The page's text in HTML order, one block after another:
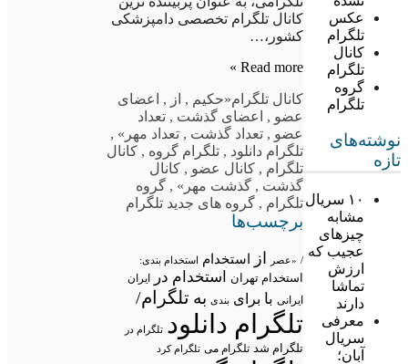
عکس
تلگرام
کانال
تلگرام
گروه
تلگرام
نوشته‌های
تازه
۱۰ سریال
مشابه
چیزهای
عجیب که
ارزش
تماشا
دارند
معرفی
سریال
آبان؛
کانال تلگرام تخصصی دامپزشکی
کشور،…
Read more »
کانال تلگرام«حکیم , از ,
اعضای
عضو , اعضای گذشت , تعداد
عضو , تعداد گذشت , تعداد مهر» ,
تلگرام دانلود , تلگرام گروه , کانال
تلگرام , کانال عضو , کانال
گذشت , گذشت مهر» , گروه
تلگرام , گروه های جدید تلگرام
برچسب‌ها
/ «عصر از استخدام استخدام بندی:
استخدام تهران استخدام در ایران
ایرانی با برای بندی به تلگرام/
تلگرام دانلود تلگرام در
تلگرام شد تلگرام می تلگرام کرد